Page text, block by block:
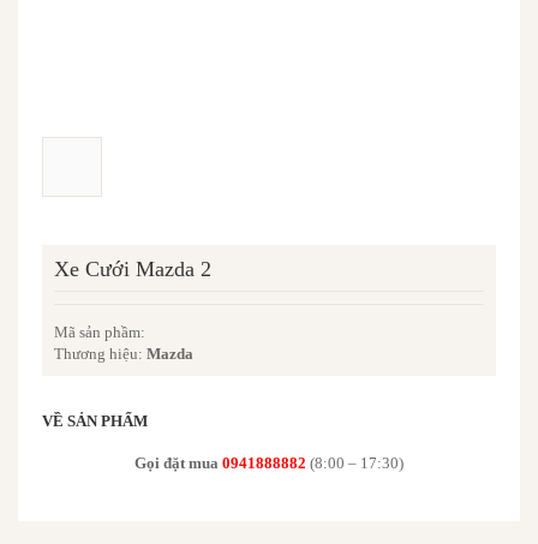
Xe Cưới Mazda 2
Mã sản phầm:
Thương hiệu: Mazda
VỀ SẢN PHẨM
Gọi đặt mua 0941888882 (8:00 – 17:30)